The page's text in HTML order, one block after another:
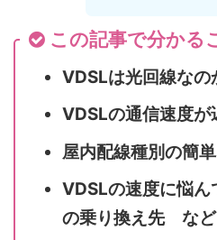
この記事で分かる
VDSLは光回線なの
VDSLの通信速度が
屋内配線種別の簡
VDSLの速度に悩
の乗り換え先 など